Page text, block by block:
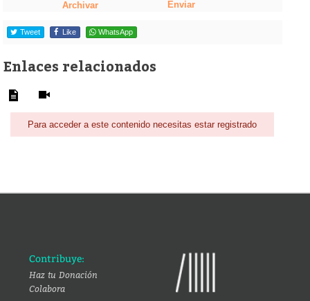
Archivar Enviar
Tweet Like WhatsApp
Enlaces relacionados
Para acceder a este contenido necesitas estar registrado
Contribuye:
Haz tu Donación
Colabora